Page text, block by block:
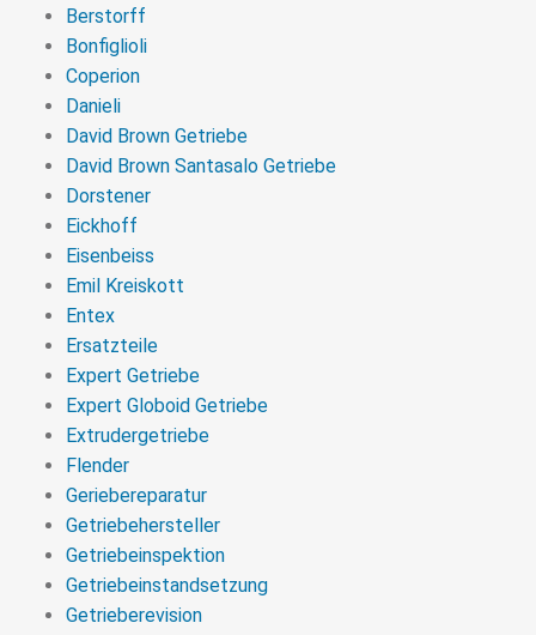
Berstorff
Bonfiglioli
Coperion
Danieli
David Brown Getriebe
David Brown Santasalo Getriebe
Dorstener
Eickhoff
Eisenbeiss
Emil Kreiskott
Entex
Ersatzteile
Expert Getriebe
Expert Globoid Getriebe
Extrudergetriebe
Flender
Geriebereparatur
Getriebehersteller
Getriebeinspektion
Getriebeinstandsetzung
Getrieberevision